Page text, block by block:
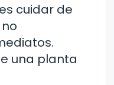
cuidar de
una planta